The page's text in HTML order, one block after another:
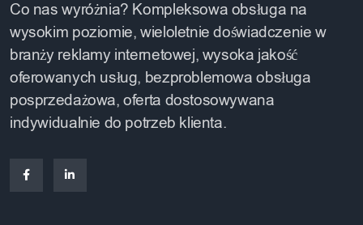
Co nas wyróżnia? Kompleksowa obsługa na
wysokim poziomie, wieloletnie doświadczenie w
branży reklamy internetowej, wysoka jakość
oferowanych usług, bezproblemowa obsługa
posprzedażowa, oferta dostosowywana
indywidualnie do potrzeb klienta.